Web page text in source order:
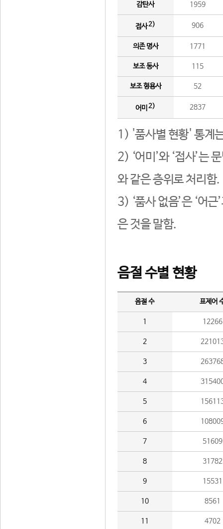
감탄사 1959
접사2) 906
의존 명사 1771
보조 동사 115
보조 형용사 52
어미 2) 2837
1) '품사별 현황' 통계
2) ‘어미’와 ‘접사’는
와 같은 층위로 처리함.
3) ‘품사 없음’은 ‘어
은 것을 말함.
음절 수별 현황
음절 수 표제어
1 12266
2
3
4
5
6
7 51609
8 31782
9 15531
10 8561
11 4702